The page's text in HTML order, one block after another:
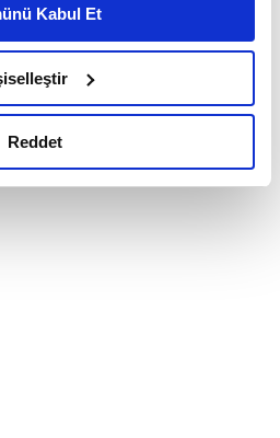
çerez paneli vasıtasıyla
ilişkin detaylı bilgi için
Çerez Bilgilendirme
kapsamında
Kabul Et
Reddet